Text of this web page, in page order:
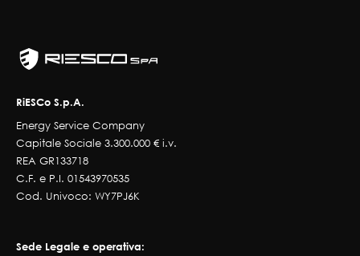
RiESCo S.p.A.
Energy Service Company
Capitale Sociale 3.300.000 € i.v.
REA GR133718
C.F. e P.I. 01543970535
Cod. Univoco: WY7PJ6K
Sede Legale e operativa: